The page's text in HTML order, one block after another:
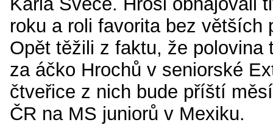
roku a roli favorita bez větších
Opět těžili z faktu, že polovina
za áčko Hrochů v seniorské
čtveřice z nich bude příští
ČR na MS juniorů v Mexiku.